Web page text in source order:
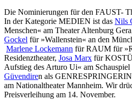
Die Nominierungen für den FAUST-
In der Kategorie MEDIEN ist das Nils
Menschen« am Theater Altenburg
Gockel für »Wallenstein« an den
Marlene Lockemann für RAUM für
Residenztheater, Josa Marx für
Aufstieg des Arturo Ui« am
Güvendiren als
am Nationaltheater Mannheim. Wir
Preisverleihung am 14. November.